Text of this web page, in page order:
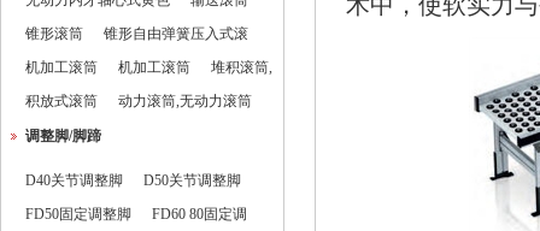
锥形滚筒
锥形自由弹簧压入式滚
机加工滚筒
机加工滚筒
堆积滚筒,
积放式滚筒
动力滚筒,无动力滚筒
调整脚/脚蹄
D40关节调整脚
D50关节调整脚
FD50固定调整脚
FD60 80固定调